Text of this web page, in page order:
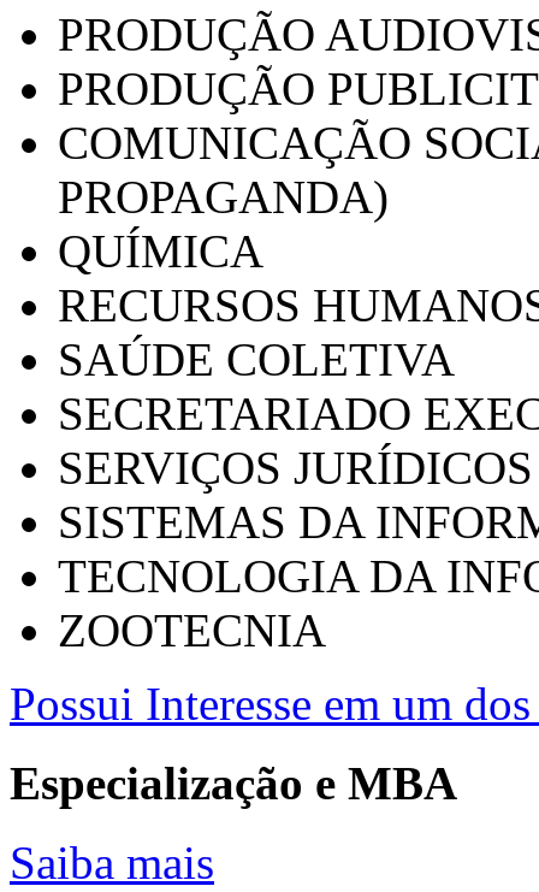
PRODUÇÃO
PRODUÇÃO
COMUNICAÇÃO
PROPAGANDA)
QUÍMICA
RECURSOS
SAÚDE COLETIVA
SECRETARIADO
SERVIÇOS
SISTEMAS DA
TECNOLOGIA DA
ZOOTECNIA
Possui Interesse em um
Especialização e MBA
Saiba mais